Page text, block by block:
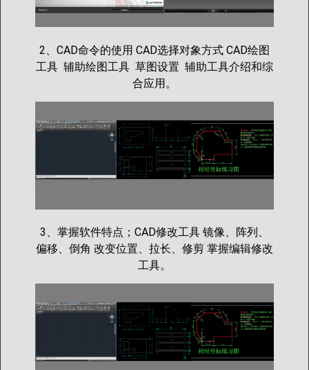
2、CAD命令的使用 CAD选择对象方式 CAD绘图
工具 辅助绘图工具 草图设置 辅助工具介绍和综
合应用。
3、掌握软件特点；CAD修改工具 镜像、阵列、
偏移、倒角 改变位置、拉长、修剪 掌握编辑修改
工具。